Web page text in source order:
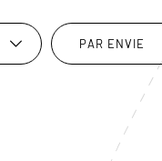
PAR ENVIE